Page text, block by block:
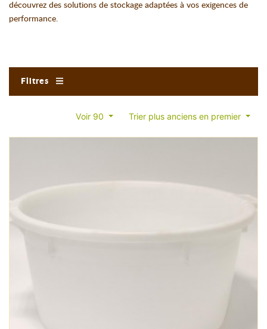
découvrez des solutions de stockage adaptées à vos exigences de
performance.
Filtres
Voir 90 Trier plus anciens en premier